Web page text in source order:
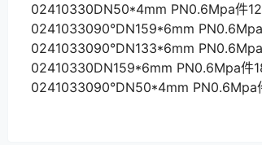
02410330DN50*4mm PN0.6Mpa件
0241033090°DN159*6mm
0241033090°DN133*6mm
02410330DN159*6mm PN0.6Mpa件
0241033090°DN50*4mm PN0.6Mpa